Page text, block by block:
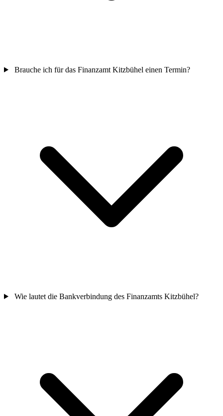
Brauche ich für das Finanzamt Kitzbühel einen Termin?
Wie lautet die Bankverbindung des Finanzamts Kitzbühel?